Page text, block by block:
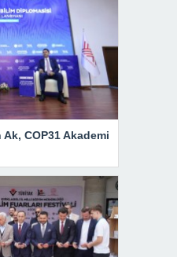
COP31 Akademi